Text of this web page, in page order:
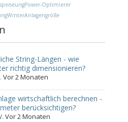
Power-Optimierer
WinterAnlagengröße
String-Längen - wie
richtig dimensionieren?
Vor 2 Monaten
wirtschaftlich berechnen -
berücksichtigen?
Vor 2 Monaten